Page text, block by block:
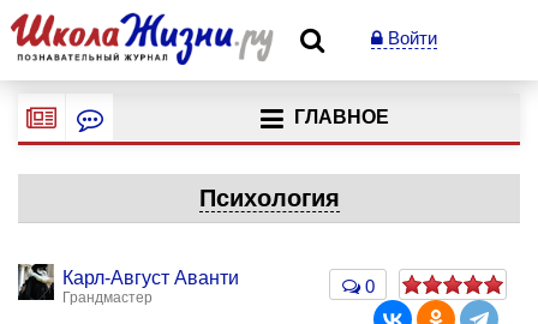
Войти
ГЛАВНОЕ
Психология
Карл-Август Аванти
Грандмастер
0